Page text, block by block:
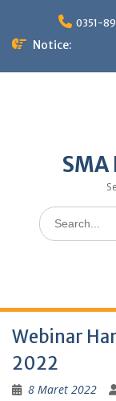
content
0351-
Notice:
Search
for:
Webinar
2022
8 Maret 2022